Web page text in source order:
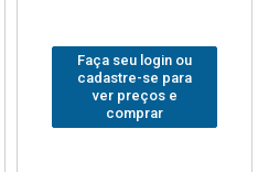
Faça seu login ou
cadastre-se para
ver preços e
comprar